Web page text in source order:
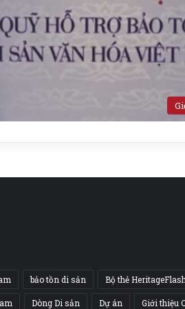
bảo tồn di sản Bộ thẻ
Dòng Di sản Dự án Giới thiệu